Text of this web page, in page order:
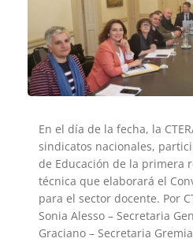
En el día de la fecha, la
sindicatos nacionales,
de Educación de la primera
técnica que elaborará el
para el sector docente. Por
Sonia Alesso – Secretaria
Graciano – Secretaria